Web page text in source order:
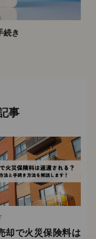
続き
事
却で火災保険料は